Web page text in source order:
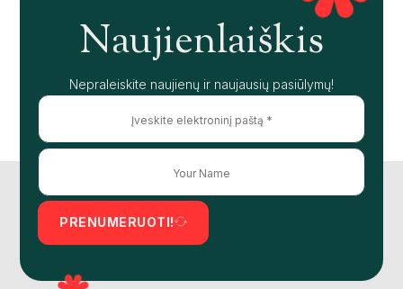
Naujienlaiškis
Nepraleiskite naujienų ir naujausių pasiūlymų!
PRENUMERUOTI!